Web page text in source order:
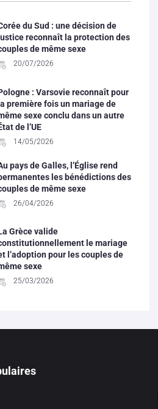
du Sud : une décision de
reconnaît la protection des
de même sexe
20/07/2026
: Varsovie reconnaît pour
la première fois un mariage de
sexe conclu dans un autre
de l’UE
14/05/2026
pays de Galles, l’Église rend
les bénédictions des
de même sexe
26/04/2026
Grèce valide
le mariage
l’adoption pour les couples de
sexe
25/03/2026